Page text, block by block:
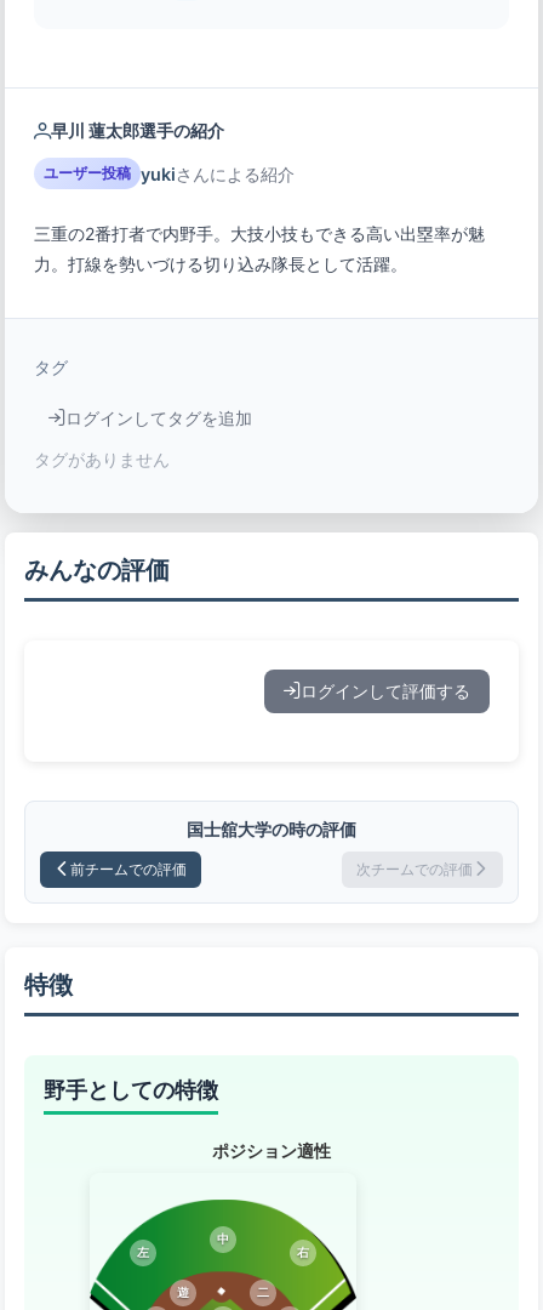
早川 蓮太郎選手の紹介
ユーザー投稿 yukiさんによる紹介
三重の2番打者で内野手。大技小技もできる高い出塁率が魅
力。打線を勢いづける切り込み隊長として活躍。
タグ
ログインしてタグを追加
タグがありません
みんなの評価
ログインして評価する
国士舘大学の時の評価
前チームでの評価 次チームでの評価
特徴
野手としての特徴
ポジション適性
二
遊
左
中
右